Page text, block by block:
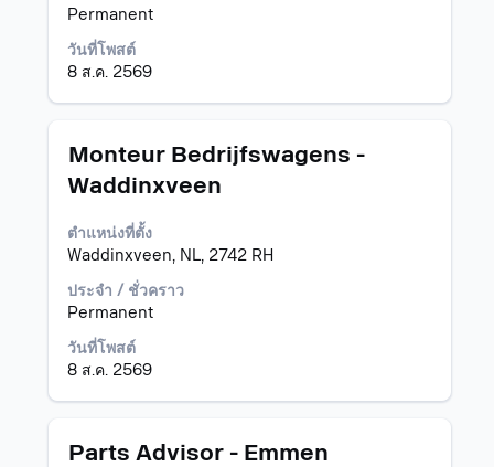
Permanent
วันที่โพสต์
8 ส.ค. 2569
ดู
เนื้อหา
แบบ
เต็ม
ของ
งาน
ตำแหน่ง
Monteur Bedrijfswagens -
Waddinxveen
ตำแหน่งที่ตั้ง
Waddinxveen, NL, 2742 RH
ประจำ / ชั่วคราว
Permanent
วันที่โพสต์
8 ส.ค. 2569
เลือก
ใช้
Bar
เพื่อ
ดู
เนื้อหา
เต็ม
ของ
ตำแหน่ง
Parts Advisor - Emmen
เลือก